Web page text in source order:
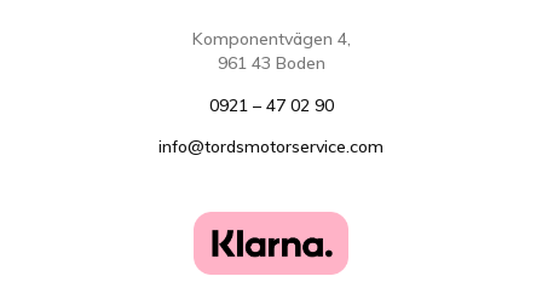
Komponentvägen 4,
961 43 Boden
0921 – 47 02 90
info@tordsmotorservice.com